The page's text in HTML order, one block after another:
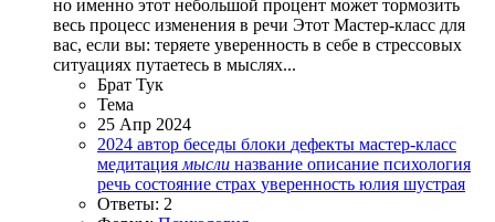
но именно этот небольшой процент может тормозить
весь процесс изменения в речи Этот Мастер-класс для
вас, если вы: теряете уверенность в себе в стрессовых
ситуациях путаетесь в мыслях...
Брат Тук
Тема
25 Апр 2024
2024 автор беседы блоки дефекты мастер-класс
медитация мысли название описание психология
речь состояние страх уверенность юлия шустрая
Ответы: 2